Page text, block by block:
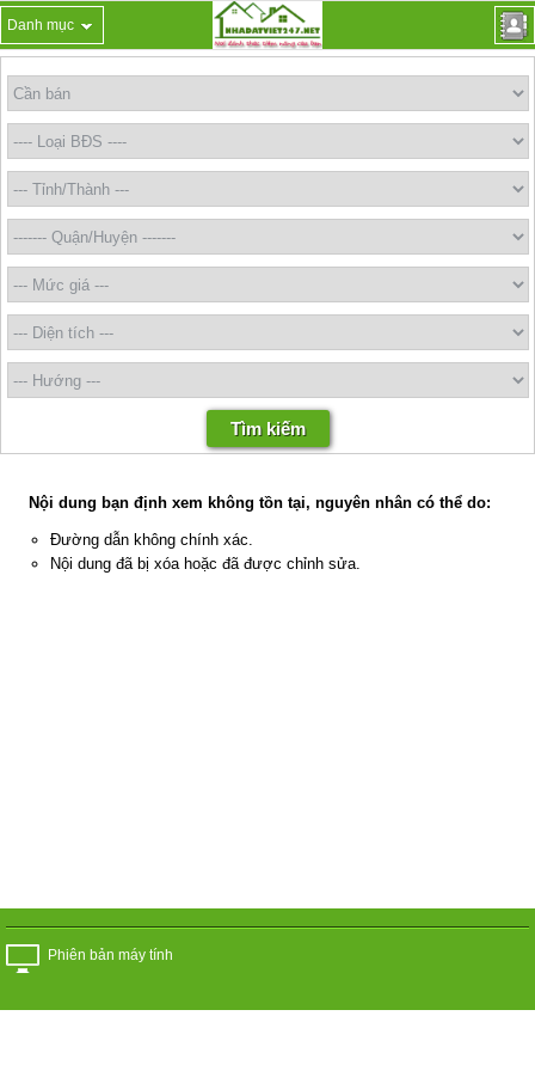
Danh mục
Nội dung bạn định xem không tồn tại, nguyên nhân có thể do:
Đường dẫn không chính xác.
Nội dung đã bị xóa hoặc đã được chỉnh sửa.
Phiên bản máy tính